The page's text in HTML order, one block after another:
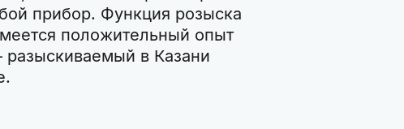
прибор. Функция розыска
положительный опыт
разыскиваемый в Казани